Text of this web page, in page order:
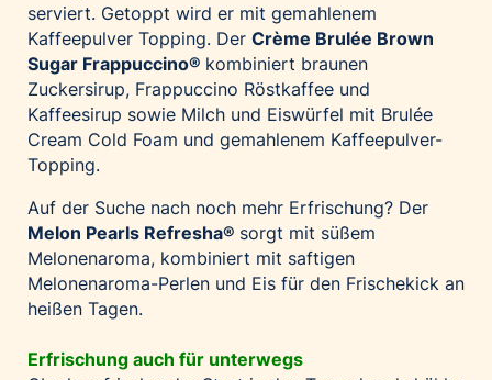
serviert. Getoppt wird er mit gemahlenem
Kaffeepulver Topping. Der Crème Brulée Brown
Sugar Frappuccino® kombiniert braunen
Zuckersirup, Frappuccino Röstkaffee und
Kaffeesirup sowie Milch und Eiswürfel mit Brulée
Cream Cold Foam und gemahlenem Kaffeepulver-
Topping.
Auf der Suche nach noch mehr Erfrischung? Der
Melon Pearls Refresha® sorgt mit süßem
Melonenaroma, kombiniert mit saftigen
Melonenaroma-Perlen und Eis für den Frischekick an
heißen Tagen.
Erfrischung auch für unterwegs